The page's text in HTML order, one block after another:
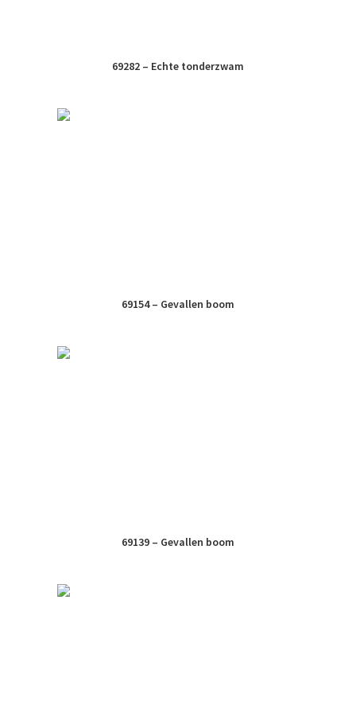
69282 – Echte tonderzwam
69154 – Gevallen boom
69139 – Gevallen boom